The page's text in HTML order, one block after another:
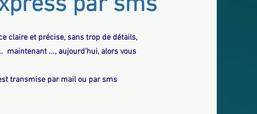
claire et précise, sans trop de détails,
maintenant ..., aujourd'hui, alors vous
transmise par mail ou par sms